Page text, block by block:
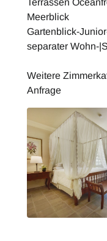
Meerblick
Gartenblick-
separater Wohn-
Weitere
Anfrage